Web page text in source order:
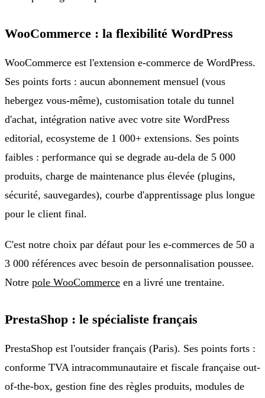
WooCommerce : la flexibilité WordPress
WooCommerce est l'extension e-commerce de WordPress.
Ses points forts : aucun abonnement mensuel (vous
hebergez vous-même), customisation totale du tunnel
d'achat, intégration native avec votre site WordPress
editorial, ecosysteme de 1 000+ extensions. Ses points
faibles : performance qui se degrade au-dela de 5 000
produits, charge de maintenance plus élevée (plugins,
sécurité, sauvegardes), courbe d'apprentissage plus longue
pour le client final.
C'est notre choix par défaut pour les e-commerces de 50 a
3 000 références avec besoin de personnalisation poussee.
Notre pole WooCommerce en a livré une trentaine.
PrestaShop : le spécialiste français
PrestaShop est l'outsider français (Paris). Ses points forts :
conforme TVA intracommunautaire et fiscale française out-
of-the-box, gestion fine des règles produits, modules de